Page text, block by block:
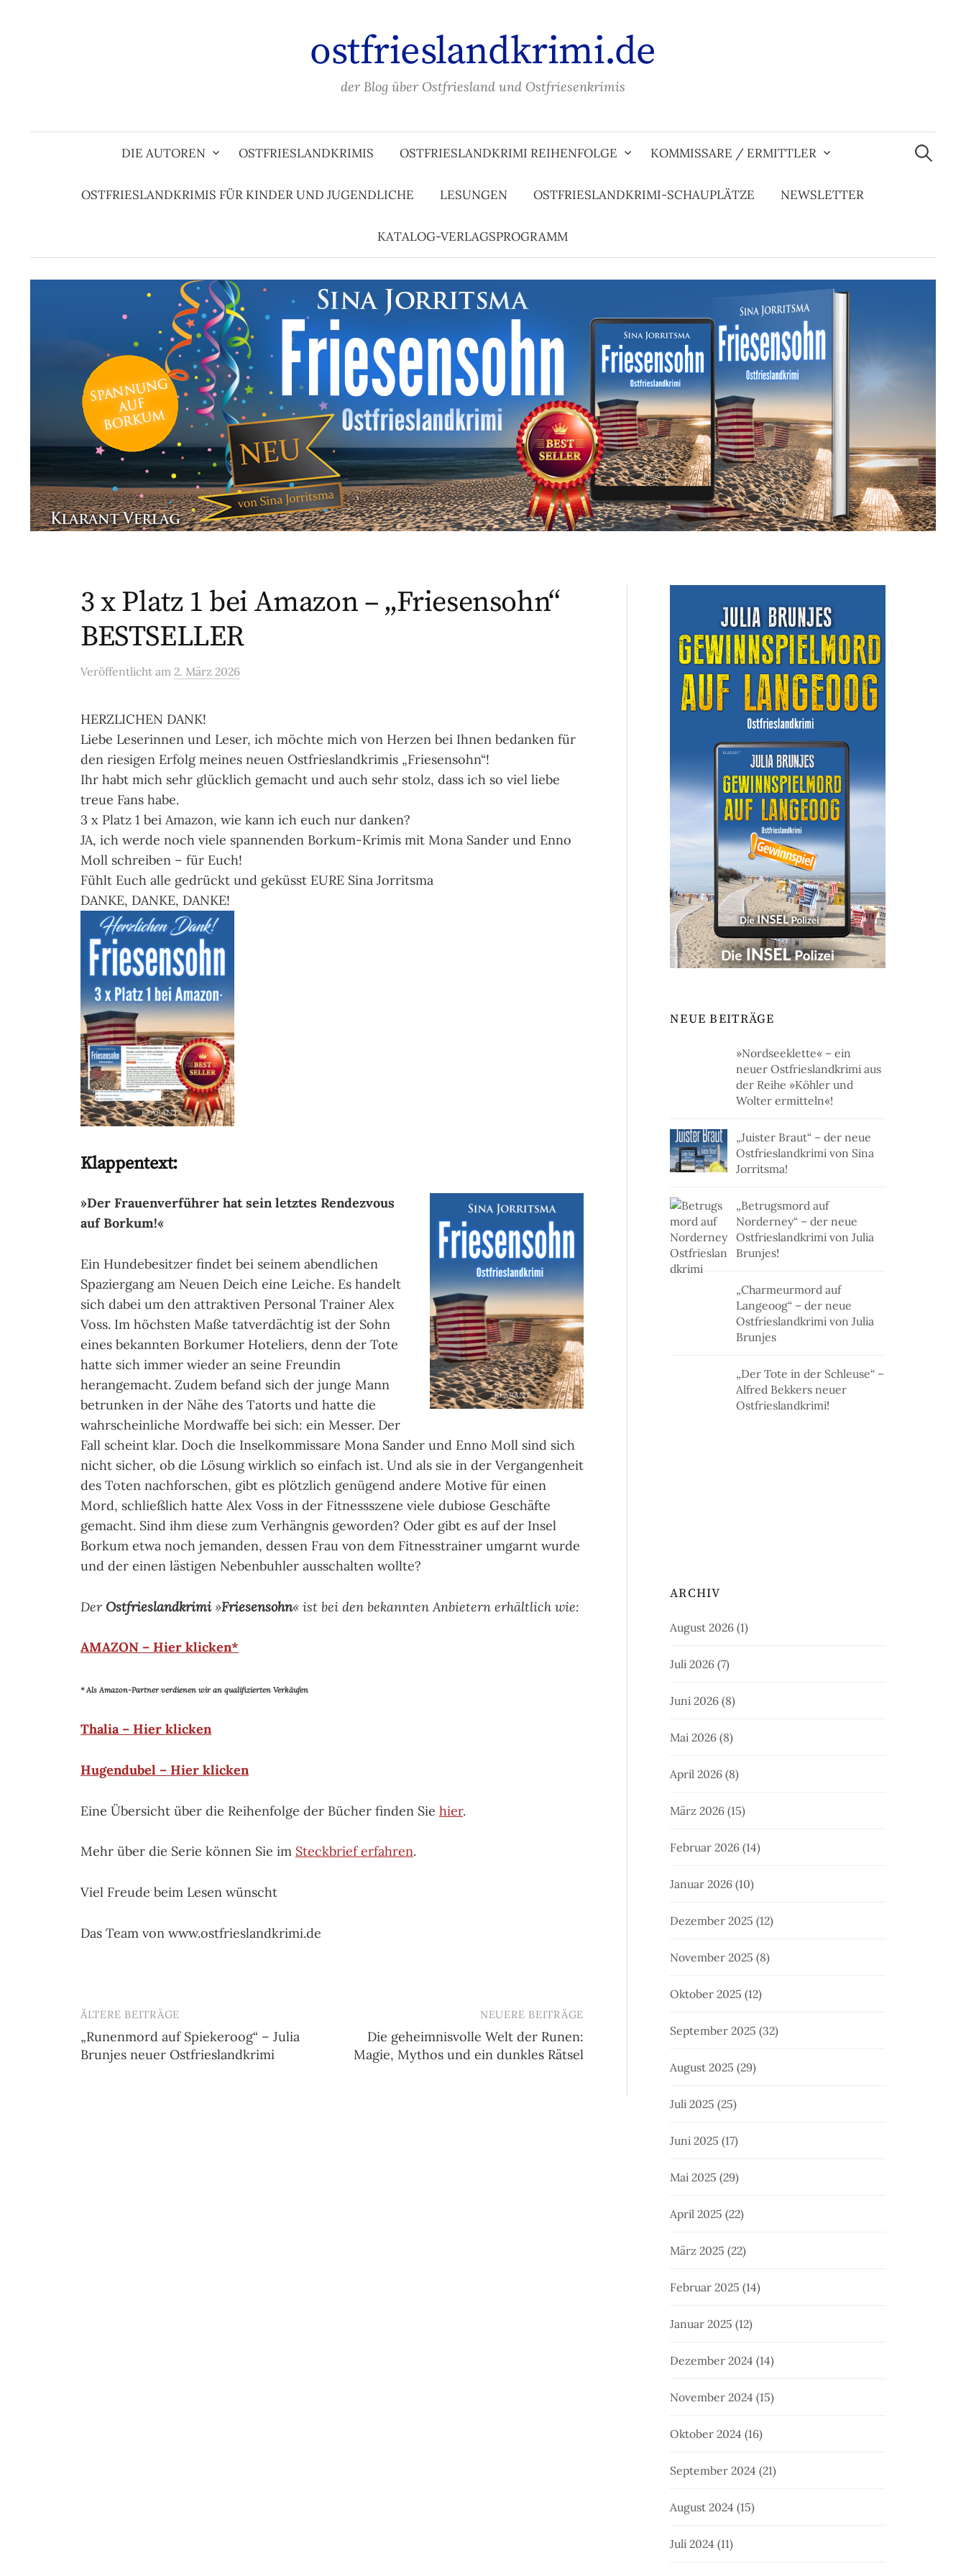
ostfrieslandkrimi.de
der Blog über Ostfriesland und Ostfriesenkrimis
DIE AUTOREN OSTFRIESLANDKRIMIS OSTFRIESLANDKRIMI REIHENFOLGE KOMMISSARE / ERMITTLER
OSTFRIESLANDKRIMIS FÜR KINDER UND JUGENDLICHE LESUNGEN OSTFRIESLANDKRIMI-SCHAUPLÄTZE NEWSLETTER
KATALOG-VERLAGSPROGRAMM
Suchen
nach:
3 x Platz 1 bei Amazon – „Friesensohn“
BESTSELLER
Veröffentlicht am 2. März 2026
HERZLICHEN DANK!
Liebe Leserinnen und Leser, ich möchte mich von Herzen bei Ihnen bedanken für
den riesigen Erfolg meines neuen Ostfrieslandkrimis „Friesensohn“!
Ihr habt mich sehr glücklich gemacht und auch sehr stolz, dass ich so viel liebe
treue Fans habe.
3 x Platz 1 bei Amazon, wie kann ich euch nur danken?
JA, ich werde noch viele spannenden Borkum-Krimis mit Mona Sander und Enno
Moll schreiben – für Euch!
Fühlt Euch alle gedrückt und geküsst EURE Sina Jorritsma
DANKE, DANKE, DANKE!
Klappentext:
»Der Frauenverführer hat sein letztes Rendezvous
auf Borkum!«
Ein Hundebesitzer findet bei seinem abendlichen
Spaziergang am Neuen Deich eine Leiche. Es handelt
sich dabei um den attraktiven Personal Trainer Alex
Voss. Im höchsten Maße tatverdächtig ist der Sohn
eines bekannten Borkumer Hoteliers, denn der Tote
hatte sich immer wieder an seine Freundin
herangemacht. Zudem befand sich der junge Mann
betrunken in der Nähe des Tatorts und hatte die
wahrscheinliche Mordwaffe bei sich: ein Messer. Der
Fall scheint klar. Doch die Inselkommissare Mona Sander und Enno Moll sind sich
nicht sicher, ob die Lösung wirklich so einfach ist. Und als sie in der Vergangenheit
des Toten nachforschen, gibt es plötzlich genügend andere Motive für einen
Mord, schließlich hatte Alex Voss in der Fitnessszene viele dubiose Geschäfte
gemacht. Sind ihm diese zum Verhängnis geworden? Oder gibt es auf der Insel
Borkum etwa noch jemanden, dessen Frau von dem Fitnesstrainer umgarnt wurde
und der einen lästigen Nebenbuhler ausschalten wollte?
Der Ostfrieslandkrimi»Friesensohn« ist bei den bekannten Anbietern erhältlich wie:
AMAZON – Hier klicken*
* Als Amazon-Partner verdienen wir an qualifizierten Verkäufen
Thalia – Hier klicken
Hugendubel – Hier klicken
Eine Übersicht über die Reihenfolge der Bücher finden Sie hier.
Mehr über die Serie können Sie im Steckbrief erfahren.
Viel Freude beim Lesen wünscht
Das Team von www.ostfrieslandkrimi.de
Beitragsnavigation
ÄLTERE BEITRÄGE
„Runenmord auf Spiekeroog“ – Julia
Brunjes neuer Ostfrieslandkrimi
NEUERE BEITRÄGE
Die geheimnisvolle Welt der Runen:
Magie, Mythos und ein dunkles Rätsel
NEUE BEITRÄGE
»Nordseeklette« – ein
neuer Ostfrieslandkrimi aus
der Reihe »Köhler und
Wolter ermitteln«!
„Juister Braut“ – der neue
Ostfrieslandkrimi von Sina
Jorritsma!
„Betrugsmord auf
Norderney“ – der neue
Ostfrieslandkrimi von Julia
Brunjes!
„Charmeurmord auf
Langeoog“ – der neue
Ostfrieslandkrimi von Julia
Brunjes
„Der Tote in der Schleuse“ –
Alfred Bekkers neuer
Ostfrieslandkrimi!
ARCHIV
August 2026 (1)
Juli 2026 (7)
Juni 2026 (8)
Mai 2026 (8)
April 2026 (8)
März 2026 (15)
Februar 2026 (14)
Januar 2026 (10)
Dezember 2025 (12)
November 2025 (8)
Oktober 2025 (12)
September 2025 (32)
August 2025 (29)
Juli 2025 (25)
Juni 2025 (17)
Mai 2025 (29)
April 2025 (22)
März 2025 (22)
Februar 2025 (14)
Januar 2025 (12)
Dezember 2024 (14)
November 2024 (15)
Oktober 2024 (16)
September 2024 (21)
August 2024 (15)
Juli 2024 (11)